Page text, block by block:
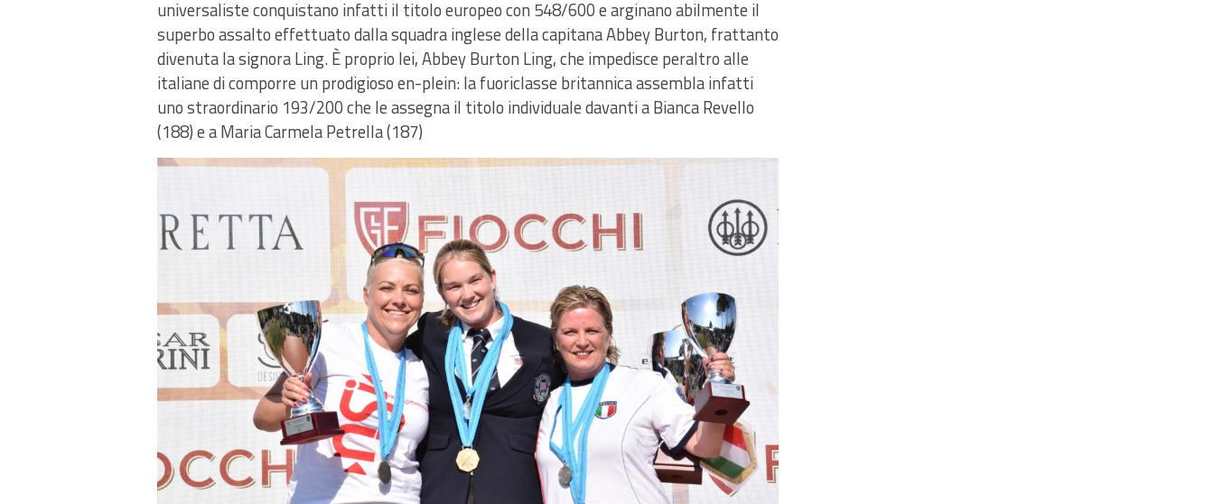
universaliste conquistano infatti il titolo europeo con 548/600 e arginano abilmente il
superbo assalto effettuato dalla squadra inglese della capitana Abbey Burton, frattanto
divenuta la signora Ling. È proprio lei, Abbey Burton Ling, che impedisce peraltro alle
italiane di comporre un prodigioso en-plein: la fuoriclasse britannica assembla infatti
uno straordinario 193/200 che le assegna il titolo individuale davanti a Bianca Revello
(188) e a Maria Carmela Petrella (187)